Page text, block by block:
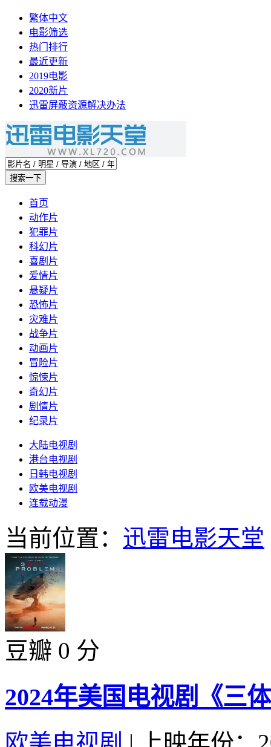
繁体中文
电影筛选
热门排行
最近更新
2019电影
2020新片
迅雷屏蔽资源解决办法
首页
动作片
犯罪片
科幻片
喜剧片
爱情片
悬疑片
恐怖片
灾难片
战争片
动画片
冒险片
惊悚片
奇幻片
剧情片
纪录片
大陆电视剧
港台电视剧
日韩电视剧
欧美电视剧
连载动漫
当前位置： 迅雷电影天堂
豆瓣 0 分
2024年美国电视剧《三